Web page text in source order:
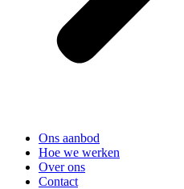
Ons aanbod
Hoe we werken
Over ons
Contact